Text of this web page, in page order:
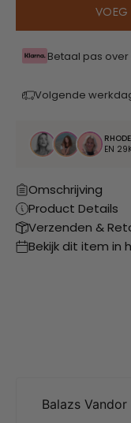
VOEG
Betaal pas
Volgende
Omschrijving
Product Details
Verzenden &
Bekijk dit item in